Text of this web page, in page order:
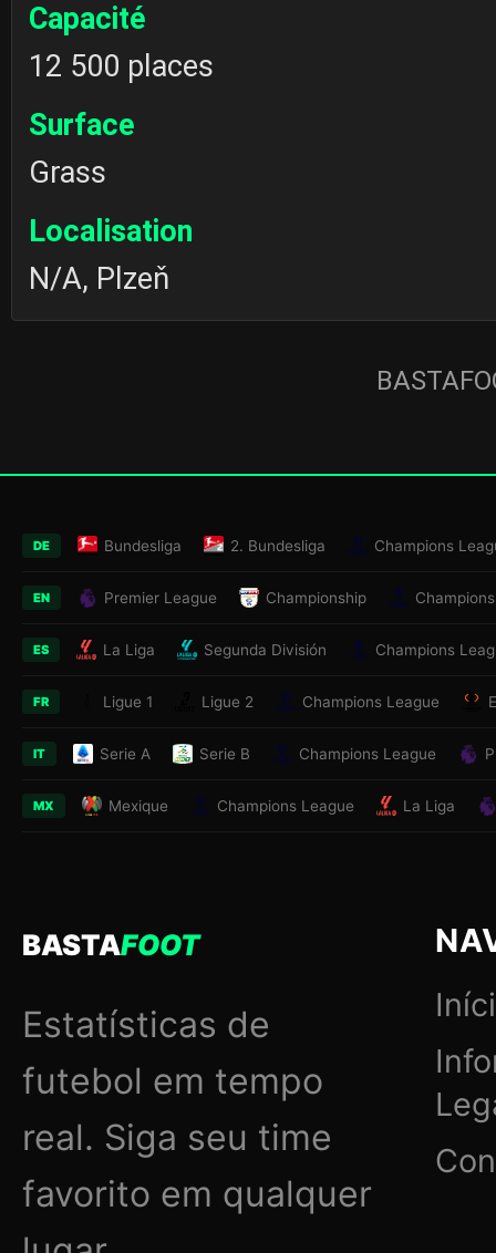
Capacité
12 500 places
Surface
Grass
Localisation
N/A, Plzeň
DE Bundesliga 2. Bundesliga Champions
EN Premier League Championship
ES La Liga Segunda División Champions
FR Ligue 1 Ligue 2 Champions League
IT Serie A Serie B Champions League
MX Mexique Champions League La Liga
BASTAFOOT
Estatísticas de
futebol em tempo
real. Siga seu time
favorito em qualquer